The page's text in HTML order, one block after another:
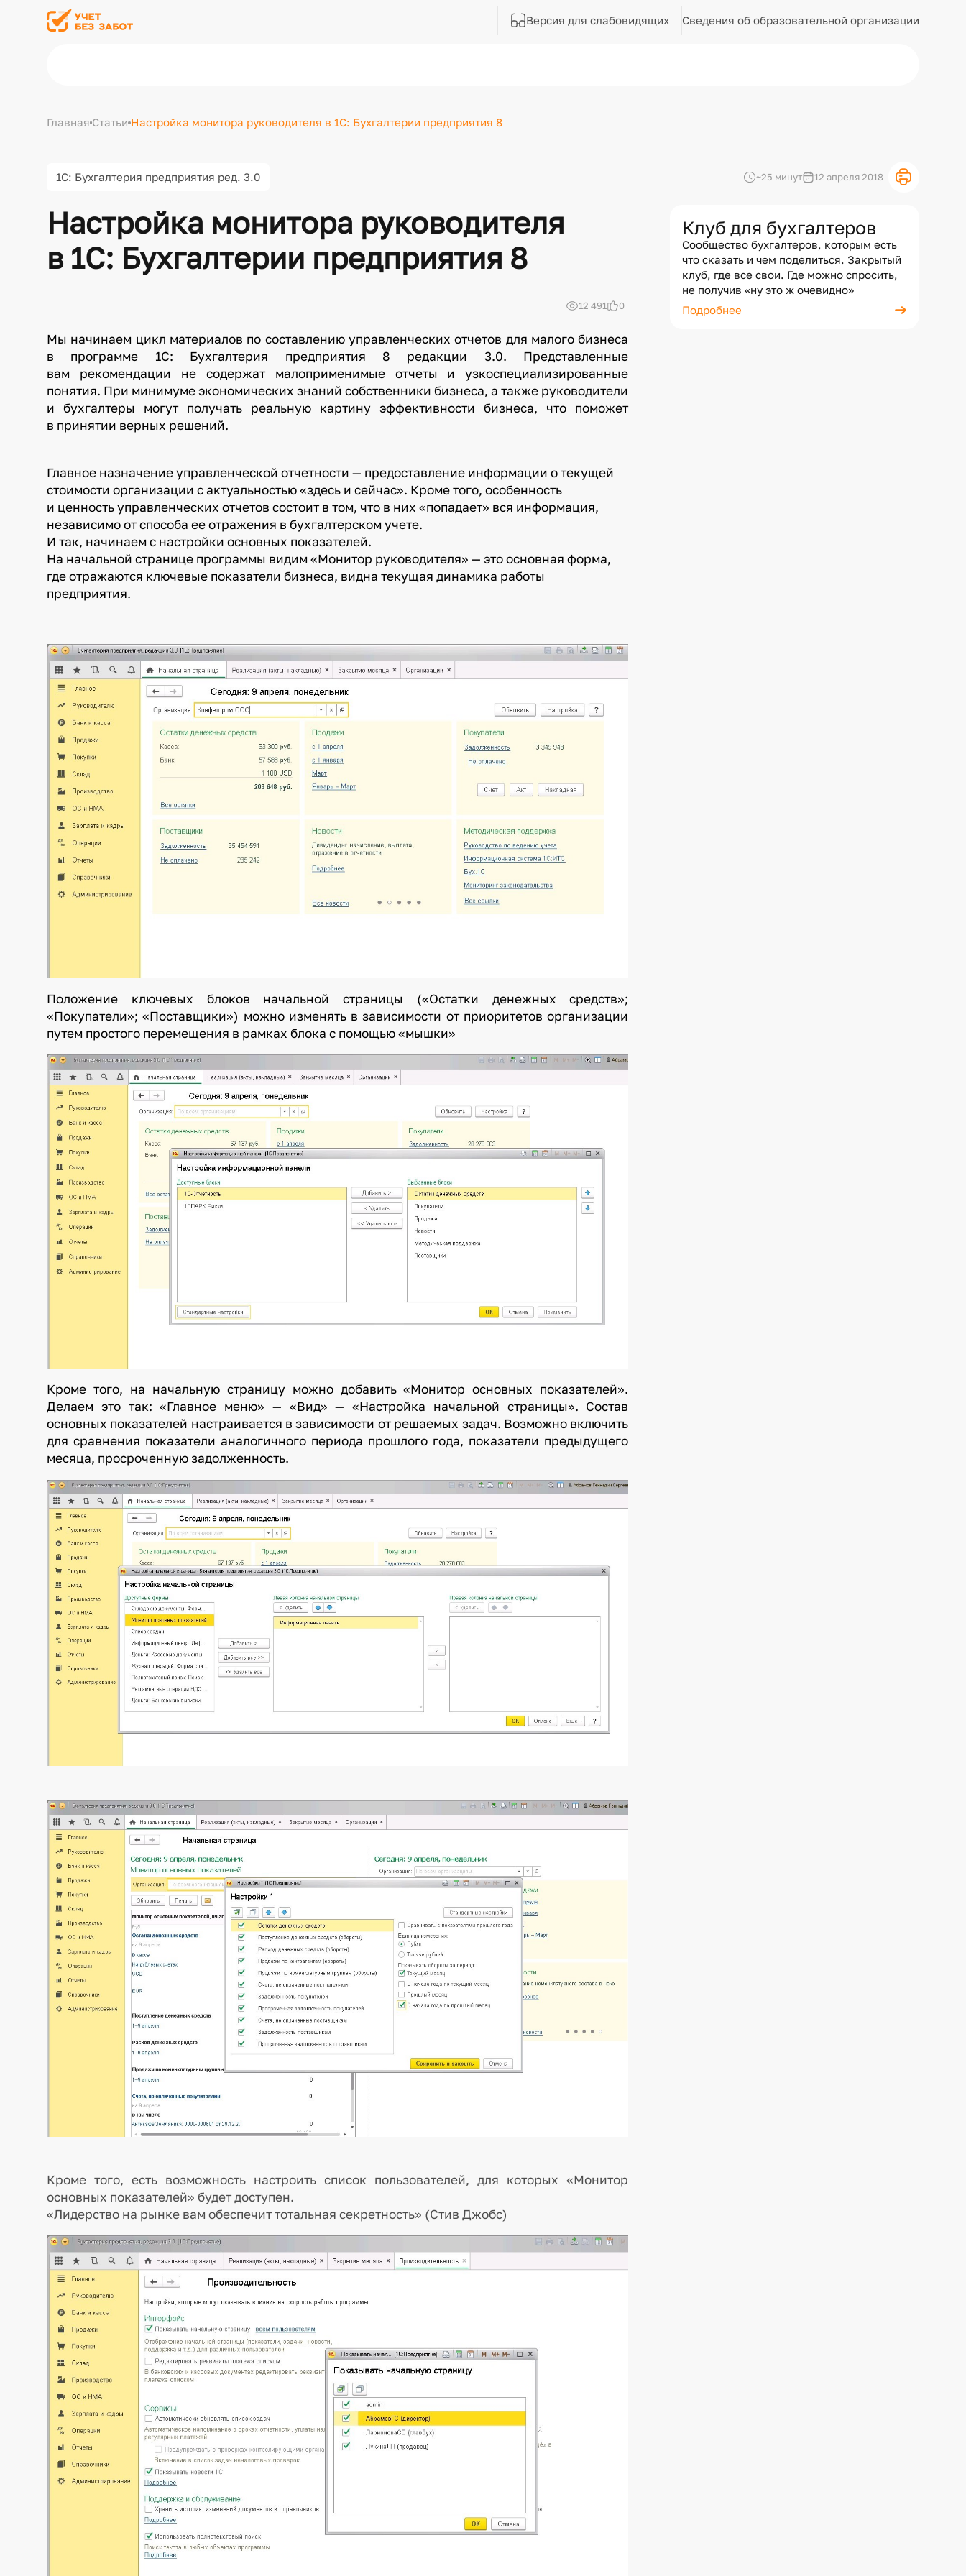
Версия для слабовидящих Сведения об образовательной организации
Главная СтатьиНастройка монитора руководителя в 1С: Бухгалтерии предприятия 8
1С: Бухгалтерия предприятия ред. 3.0 ~25 минут 12 апреля 2018
Настройка монитора руководителя
в 1С: Бухгалтерии предприятия 8
12 491 0
Мы начинаем цикл материалов по составлению управленческих отчетов для малого бизнеса
в программе 1С: Бухгалтерия предприятия 8 редакции 3.0. Представленные
вам рекомендации не содержат малоприменимые отчеты и узкоспециализированные
понятия. При минимуме экономических знаний собственники бизнеса, а также руководители
и бухгалтеры могут получать реальную картину эффективности бизнеса, что поможет
в принятии верных решений.
Главное назначение управленческой отчетности — предоставление информации о текущей
стоимости организации с актуальностью «здесь и сейчас». Кроме того, особенность
и ценность управленческих отчетов состоит в том, что в них «попадает» вся информация,
независимо от способа ее отражения в бухгалтерском учете.
И так, начинаем с настройки основных показателей.
На начальной странице программы видим «Монитор руководителя» — это основная форма,
где отражаются ключевые показатели бизнеса, видна текущая динамика работы
предприятия.
Положение ключевых блоков начальной страницы («Остатки денежных средств»;
«Покупатели»; «Поставщики») можно изменять в зависимости от приоритетов организации
путем простого перемещения в рамках блока с помощью «мышки»
Кроме того, на начальную страницу можно добавить «Монитор основных показателей».
Делаем это так: «Главное меню» — «Вид» — «Настройка начальной страницы». Состав
основных показателей настраивается в зависимости от решаемых задач. Возможно включить
для сравнения показатели аналогичного периода прошлого года, показатели предыдущего
месяца, просроченную задолженность.
Кроме того, есть возможность настроить список пользователей, для которых «Монитор
основных показателей» будет доступен.
«Лидерство на рынке вам обеспечит тотальная секретность» (Стив Джобс)
Клуб для бухгалтеров
Сообщество бухгалтеров, которым есть
что сказать и чем поделиться. Закрытый
клуб, где все свои. Где можно спросить,
не получив «ну это ж очевидно»
Подробнее